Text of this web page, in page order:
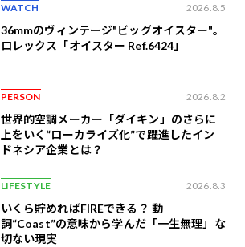
WATCH 2026.8.5
36mmのヴィンテージ"ビッグオイスター"。
ロレックス「オイスター Ref.6424」
PERSON 2026.8.2
世界的空調メーカー「ダイキン」のさらに
上をいく“ローカライズ化”で躍進したイン
ドネシア企業とは？
LIFESTYLE 2026.8.3
いくら貯めればFIREできる？ 動
詞“Coast”の意味から学んだ「一生無理」な
切ない現実